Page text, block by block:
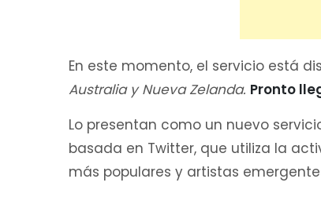
En este momento, el servicio está
Australia y Nueva Zelanda. Pronto
Lo presentan como un nuevo
basada en Twitter, que utiliza la
más populares y artistas